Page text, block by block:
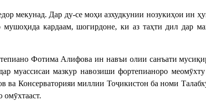
мекунад. Дар ду-се моҳи азхудкунии нозукиҳои ин
кардаам, шогирдоне, ки аз таҳти дил дар
Фотима Алифова ин навъи олии санъати
муассисаи мазкур навозиши фортепианоро
Консерваторияи миллии Тоҷикистон ба номи